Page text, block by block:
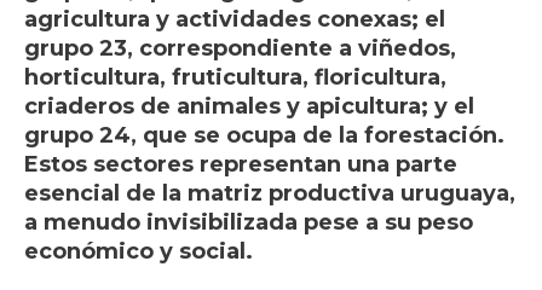
agricultura y actividades conexas; el
grupo 23, correspondiente a viñedos,
horticultura, fruticultura, floricultura,
criaderos de animales y apicultura; y el
grupo 24, que se ocupa de la forestación.
Estos sectores representan una parte
esencial de la matriz productiva uruguaya,
a menudo invisibilizada pese a su peso
económico y social.